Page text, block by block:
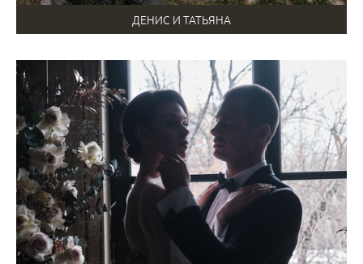
ДЕНИС И ТАТЬЯНА